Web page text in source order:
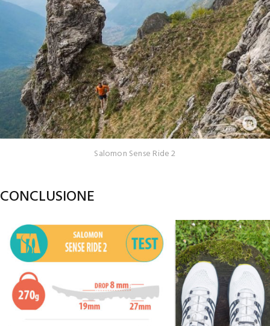
Salomon Sense Ride 2
CONCLUSIONE